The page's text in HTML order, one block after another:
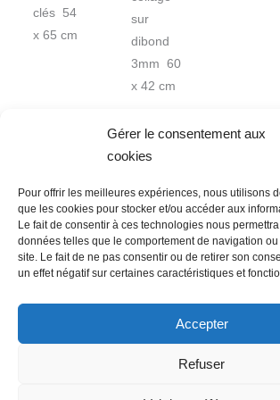
Gérer le consentement aux
cookies
Pour offrir les meilleures expériences, nous utilisons
que les cookies pour stocker et/ou accéder aux
Le fait de consentir à ces technologies nous
données telles que le comportement de navigation
site. Le fait de ne pas consentir ou de retirer son
un effet négatif sur certaines caractéristiques et
Accepter
Refuser
clés 54
x 65 cm
sur
dibond
3mm 60
x 42 cm
Nous contacter
Conditions Générales
Politique de confidentialité
Mentions